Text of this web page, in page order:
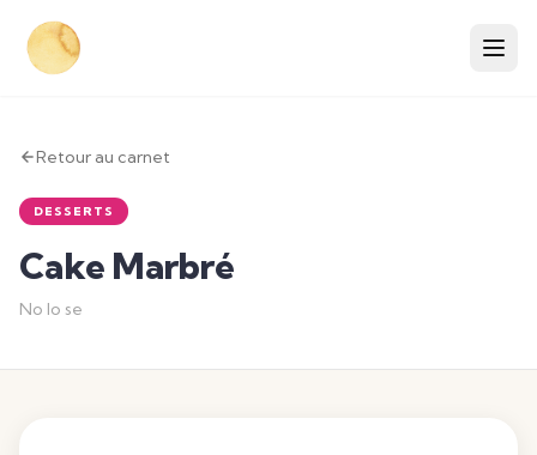
Retour au carnet
DESSERTS
Cake Marbré
No lo se